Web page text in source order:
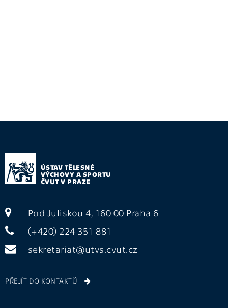
ÚSTAV TĚLESNÉ
VÝCHOVY A SPORTU
ČVUT V PRAZE
Pod Juliskou 4, 160 00 Praha 6
(+420) 224 351 881
sekretariat@utvs.cvut.cz
PŘEJÍT DO KONTAKTŮ